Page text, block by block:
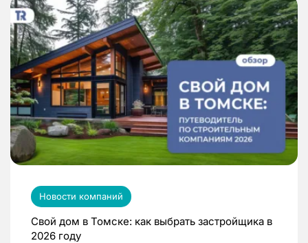
Новости компаний
Свой дом в Томске: как выбрать застройщика в
2026 году